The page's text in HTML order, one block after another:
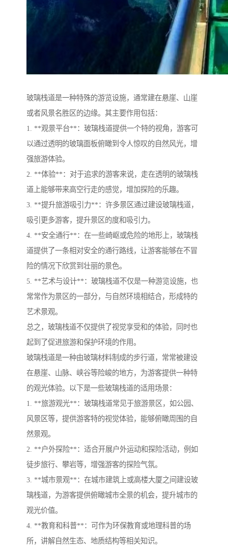
玻璃栈道是一种特殊的游览设施，通常建在悬崖、山崖
或者风景名胜区的边缘。其主要作用包括：
1. **观景平台**：玻璃栈道提供一个特的视角，游客可
以通过透明的玻璃面板俯瞰到令人惊叹的自然风光，增
强旅游体验。
2. **体验**：对于追求的游客来说，走在透明的玻璃栈
道上能够带来高空行走的感觉，增加探险的乐趣。
3. **提升旅游吸引力**：许多景区通过建设玻璃栈道，
吸引更多游客，提升景区的度和吸引力。
4. **安全通行**：在一些崎岖或危险的地形上，玻璃栈
道提供了一条相对安全的通行路线，让游客能够在不冒
险的情况下欣赏到壮丽的景色。
5. **艺术与设计**：玻璃栈道不仅是一种游览设施，也
常常作为景区的一部分，与自然环境相结合，形成特的
艺术景观。
总之，玻璃栈道不仅提供了视觉享受和的体验，同时也
起到了促进旅游和保护环境的作用。
玻璃栈道是一种由玻璃材料制成的步行道，常常被建设
在悬崖、山脉、峡谷等险峻的地方，为游客提供一种特
的观光体验。以下是一些玻璃栈道的适用场景：
1. **旅游观光**：玻璃栈道常见于旅游景区，如公园、
风景区等，提供游客特的视觉体验，能够俯瞰周围的自
然景观。
2. **户外探险**：适合开展户外运动和探险活动，例如
徒步旅行、攀岩等，增强游客的探险气氛。
3. **城市景观**：在城市建筑上或高楼大厦之间建设玻
璃栈道，为游客提供俯瞰城市全景的机会，提升城市的
观光价值。
4. **教育和科普**：可作为环保教育或地理科普的场
所，讲解自然生态、地质结构等相关知识。